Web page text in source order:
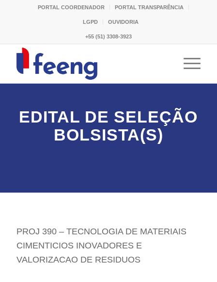
PORTAL COORDENADOR PORTAL TRANSPARÊNCIA
LGPD OUVIDORIA
+55 (51) 3308-3923
EDITAL DE SELEÇÃO
BOLSISTA(S)
PROJ 390 – TECNOLOGIA DE MATERIAIS
CIMENTICIOS INOVADORES E
VALORIZACAO DE RESIDUOS